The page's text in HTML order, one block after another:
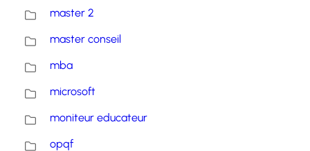
master 2
master conseil
mba
microsoft
moniteur educateur
opqf